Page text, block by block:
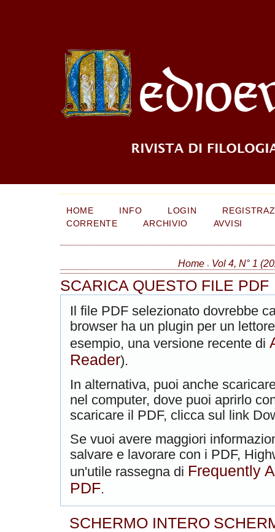
HOME INFO LOGIN
CORRENTE
ARCHIVIO AVVISI
Home > Vol 4, N° 1
SCARICA QUESTO FILE PDF
Il file PDF selezionato dovrebbe
browser ha un plugin per un
esempio, una versione recente di
Reader).
In alternativa, puoi anche
nel computer, dove puoi aprirlo
scaricare il PDF, clicca sul link
Se vuoi avere maggiori
salvare e lavorare con i PDF,
un'utile rassegna di Frequently
PDF.
SCHERMO INTERO